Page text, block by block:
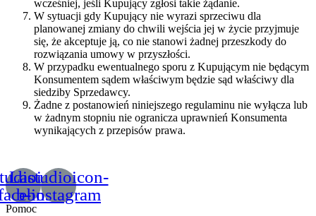
wcześniej, jeśli Kupujący zgłosi takie żądanie.
W sytuacji gdy Kupujący nie wyrazi sprzeciwu dla
planowanej zmiany do chwili wejścia jej w życie przyjmuje
się, że akceptuje ją, co nie stanowi żadnej przeszkody do
rozwiązania umowy w przyszłości.
W przypadku ewentualnego sporu z Kupującym nie będącym
Konsumentem sądem właściwym będzie sąd właściwy dla
siedziby Sprzedawcy.
Żadne z postanowień niniejszego regulaminu nie wyłącza lub
w żadnym stopniu nie ogranicza uprawnień Konsumenta
wynikających z przepisów prawa.
Lastudioicon-
b-instagram
Pomoc